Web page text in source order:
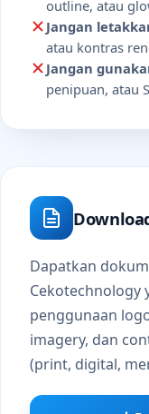
outline, atau
Jangan
atau kontras
Jangan
penipuan, atau
Dapatkan
Cekotechnology
penggunaan
imagery, dan
(print, digital,